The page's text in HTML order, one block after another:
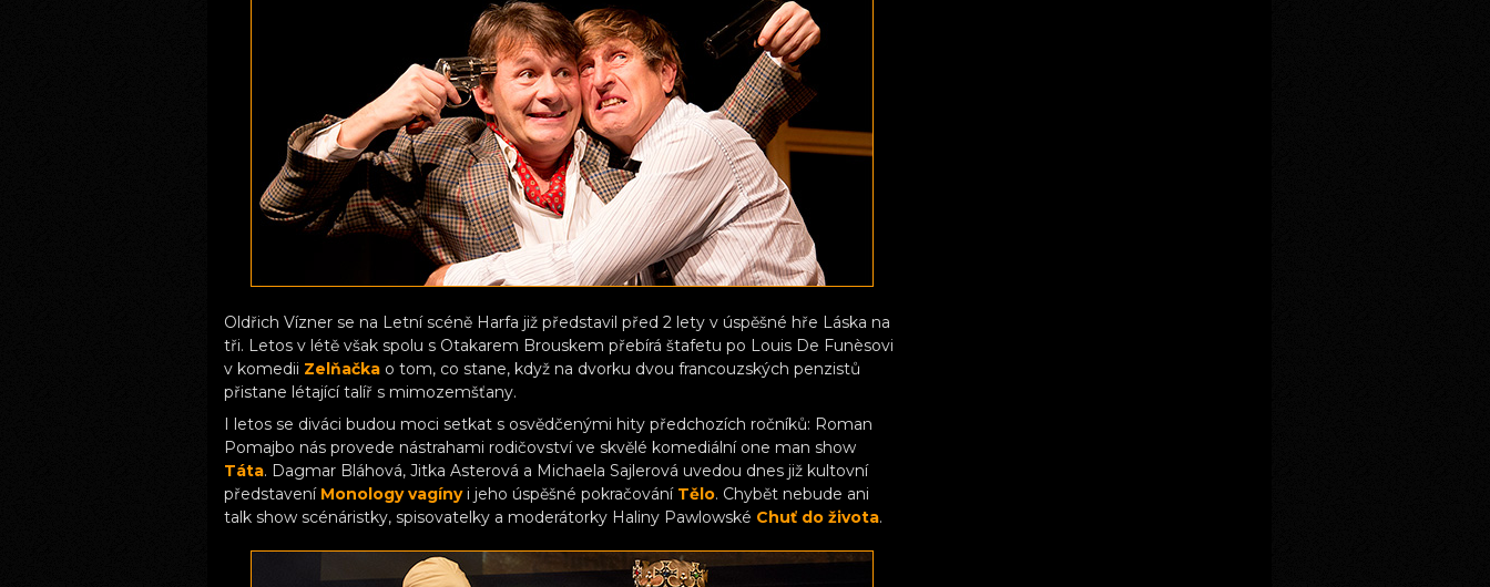
Oldřich Vízner se na Letní scéně Harfa již představil před 2 lety v úspěšné hře Láska na
tři. Letos v létě však spolu s Otakarem Brouskem přebírá štafetu po Louis De Funèsovi
v komedii Zelňačka o tom, co stane, když na dvorku dvou francouzských penzistů
přistane létající talíř s mimozemšťany.
I letos se diváci budou moci setkat s osvědčenými hity předchozích ročníků: Roman
Pomajbo nás provede nástrahami rodičovství ve skvělé komediální one man show
Táta. Dagmar Bláhová, Jitka Asterová a Michaela Sajlerová uvedou dnes již kultovní
představení Monology vagínyi jeho úspěšné pokračování Tělo. Chybět nebude ani
talk show scénáristky, spisovatelky a moderátorky Haliny Pawlowské Chuť do života.